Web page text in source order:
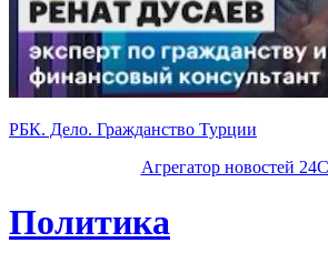
РБК. Дело. Гражданство Турции
Агрегатор новостей
Политика